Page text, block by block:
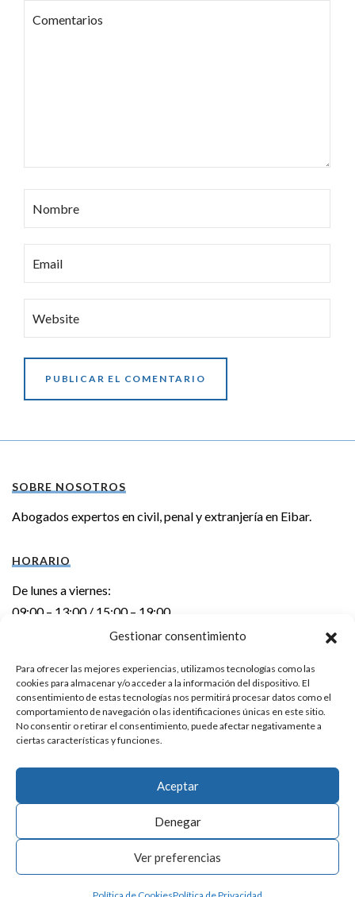
Gestionar consentimiento
Para ofrecer las mejores experiencias, utilizamos tecnologías como las
cookies para almacenar y/o acceder a la información del dispositivo. El
consentimiento de estas tecnologías nos permitirá procesar datos como el
comportamiento de navegación o las identificaciones únicas en este sitio.
No consentir o retirar el consentimiento, puede afectar negativamente a
ciertas características y funciones.
Aceptar
Denegar
Ver preferencias
SOBRE NOSOTROS
Abogados expertos en civil, penal y extranjería en Eibar.
HORARIO
De lunes a viernes:
09:00 – 13:00 / 15:00 – 19:00
Errebal kalea 6 – 1º izda.
20600 EIBAR (Gipuzkoa)
E-mail:info@laka.eus